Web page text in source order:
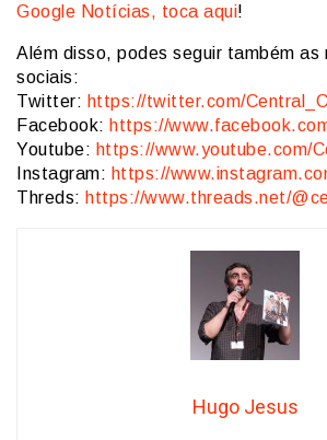
Google Notícias, toca aqui!
Além disso, podes seguir também as
sociais:
Twitter: https://twitter.com/
Facebook: https://
Youtube: https://www.youtube.com/
Instagram: https://
Threds: https://www.threads.net/
Hugo Jesus